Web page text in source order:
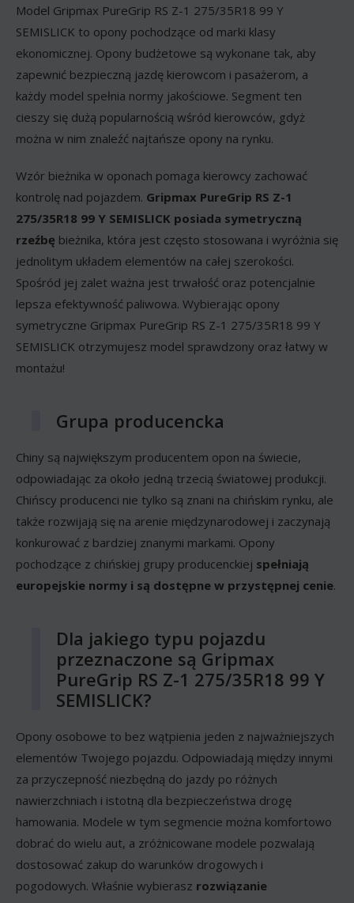
Model Gripmax PureGrip RS Z-1 275/35R18 99 Y
SEMISLICK to opony pochodzące od marki klasy
ekonomicznej. Opony budżetowe są wykonane tak, aby
zapewnić bezpieczną jazdę kierowcom i pasażerom, a
każdy model spełnia normy jakościowe. Segment ten
cieszy się dużą popularnością wśród kierowców, gdyż
można w nim znaleźć najtańsze opony na rynku.
Wzór bieżnika w oponach pomaga kierowcy zachować
kontrolę nad pojazdem. Gripmax PureGrip RS Z-1
275/35R18 99 Y SEMISLICK posiada symetryczną
rzeźbę bieżnika, która jest często stosowana i wyróżnia się
jednolitym układem elementów na całej szerokości.
Spośród jej zalet ważna jest trwałość oraz potencjalnie
lepsza efektywność paliwowa. Wybierając opony
symetryczne Gripmax PureGrip RS Z-1 275/35R18 99 Y
SEMISLICK otrzymujesz model sprawdzony oraz łatwy w
montażu!
Grupa producencka
Chiny są największym producentem opon na świecie,
odpowiadając za około jedną trzecią światowej produkcji.
Chińscy producenci nie tylko są znani na chińskim rynku, ale
także rozwijają się na arenie międzynarodowej i zaczynają
konkurować z bardziej znanymi markami. Opony
pochodzące z chińskiej grupy producenckiej spełniają
europejskie normy i są dostępne w przystępnej cenie.
Dla jakiego typu pojazdu
przeznaczone są Gripmax
PureGrip RS Z-1 275/35R18 99 Y
SEMISLICK?
Opony osobowe to bez wątpienia jeden z najważniejszych
elementów Twojego pojazdu. Odpowiadają między innymi
za przyczepność niezbędną do jazdy po różnych
nawierzchniach i istotną dla bezpieczeństwa drogę
hamowania. Modele w tym segmencie można komfortowo
dobrać do wielu aut, a zróżnicowane modele pozwalają
dostosować zakup do warunków drogowych i
pogodowych. Właśnie wybierasz rozwiązanie